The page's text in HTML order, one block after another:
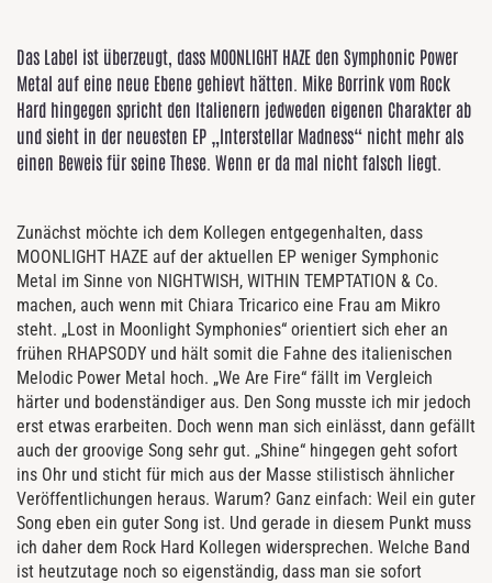
Das Label ist überzeugt, dass MOONLIGHT HAZE den Symphonic Power
Metal auf eine neue Ebene gehievt hätten. Mike Borrink vom Rock
Hard hingegen spricht den Italienern jedweden eigenen Charakter ab
und sieht in der neuesten EP „Interstellar Madness“ nicht mehr als
einen Beweis für seine These. Wenn er da mal nicht falsch liegt.
Zunächst möchte ich dem Kollegen entgegenhalten, dass
MOONLIGHT HAZE auf der aktuellen EP weniger Symphonic
Metal im Sinne von NIGHTWISH, WITHIN TEMPTATION & Co.
machen, auch wenn mit Chiara Tricarico eine Frau am Mikro
steht. „Lost in Moonlight Symphonies“ orientiert sich eher an
frühen RHAPSODY und hält somit die Fahne des italienischen
Melodic Power Metal hoch. „We Are Fire“ fällt im Vergleich
härter und bodenständiger aus. Den Song musste ich mir jedoch
erst etwas erarbeiten. Doch wenn man sich einlässt, dann gefällt
auch der groovige Song sehr gut. „Shine“ hingegen geht sofort
ins Ohr und sticht für mich aus der Masse stilistisch ähnlicher
Veröffentlichungen heraus. Warum? Ganz einfach: Weil ein guter
Song eben ein guter Song ist. Und gerade in diesem Punkt muss
ich daher dem Rock Hard Kollegen widersprechen. Welche Band
ist heutzutage noch so eigenständig, dass man sie sofort